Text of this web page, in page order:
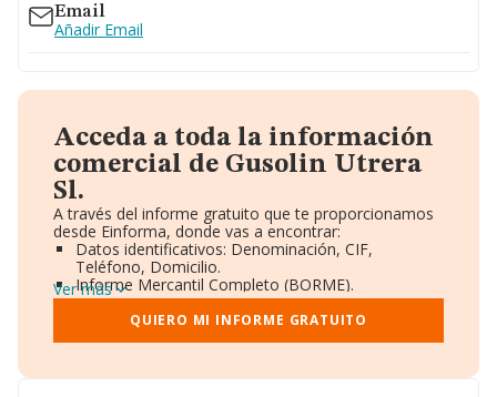
Email
Añadir Email
Acceda a toda la información
comercial de Gusolin Utrera
Sl.
A través del informe gratuito que te proporcionamos
desde Einforma, donde vas a encontrar:
Datos identificativos: Denominación, CIF,
Teléfono, Domicilio.
Informe Mercantil Completo (BORME).
Gráficos de Evolución Ventas y Empleados.
Consejo de Administración y Administradores.
Directivos y Ejecutivos.
Ver más
QUIERO MI INFORME GRATUITO